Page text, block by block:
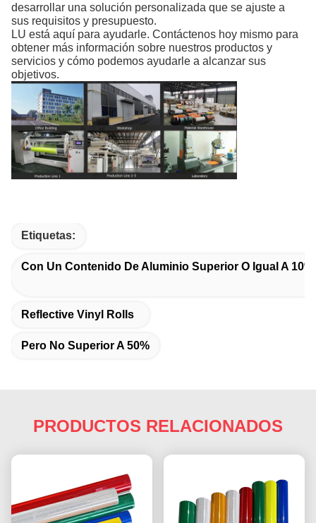
desarrollar una solución personalizada que se ajuste a
sus requisitos y presupuesto.
LU está aquí para ayudarle. Contáctenos hoy mismo para
obtener más información sobre nuestros productos y
servicios y cómo podemos ayudarle a alcanzar sus
objetivos.
Etiquetas:
Con Un Contenido De Aluminio Superior O Igual A 10%
Reflective Vinyl Rolls
Pero No Superior A 50%
PRODUCTOS RELACIONADOS